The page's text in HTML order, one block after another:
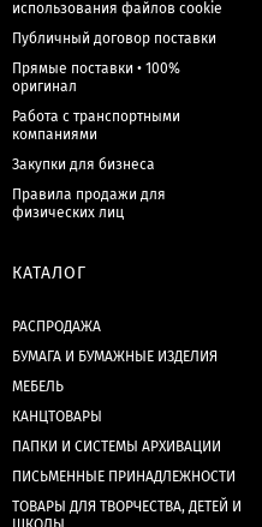
использования файлов cookie
Публичный договор поставки
Прямые поставки • 100%
оригинал
Работа с транспортными
компаниями
Закупки для бизнеса
Правила продажи для
физических лиц
КАТАЛОГ
РАСПРОДАЖА
БУМАГА И БУМАЖНЫЕ ИЗДЕЛИЯ
МЕБЕЛЬ
КАНЦТОВАРЫ
ПАПКИ И СИСТЕМЫ АРХИВАЦИИ
ПИСЬМЕННЫЕ ПРИНАДЛЕЖНОСТИ
ТОВАРЫ ДЛЯ ТВОРЧЕСТВА, ДЕТЕЙ И